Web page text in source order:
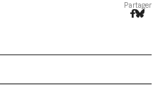
Partager